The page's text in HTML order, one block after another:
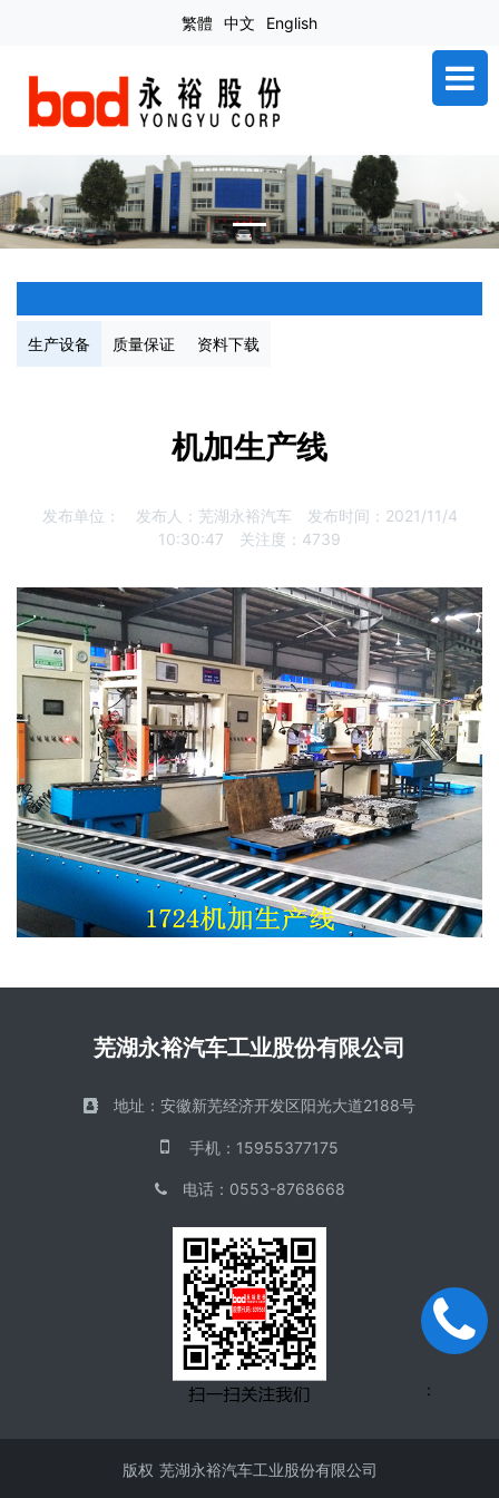
繁體 中文 English
Previous Next
生产设备 质量保证 资料下载
机加生产线
发布单位： 发布人： 芜湖永裕汽车 发布时间： 2021/11/4
10:30:47
关注度： 4739
芜湖永裕汽车工业股份有限公司
地址： 安徽新芜经济开发区阳光大道2188号
手机 ： 15955377175
电话： 0553-8768668
版权 芜湖永裕汽车工业股份有限公司
：